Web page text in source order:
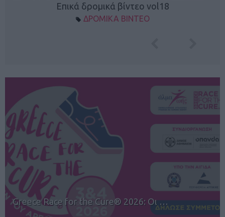
Επικά δρομικά βίντεο vol18
ΔΡΟΜΙΚΑ ΒΙΝΤΕΟ
12ος TUI Rhodes Marathon: Άνοιγμα ε…